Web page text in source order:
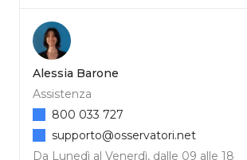
Alessia Barone
Assistenza
Da Lunedì al Venerdì, dalle 09 alle 18
800 033 727
supporto@osservatori.net